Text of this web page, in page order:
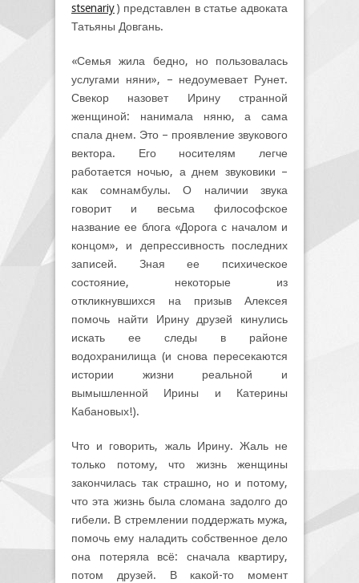
stsenariy) представлен в статье адвоката
Татьяны Довгань.
«Семья жила бедно, но пользовалась
услугами няни», – недоумевает Рунет.
Свекор назовет Ирину странной
женщиной: нанимала няню, а сама
спала днем. Это – проявление звукового
вектора. Его носителям легче
работается ночью, а днем звуковики –
как сомнамбулы. О наличии звука
говорит и весьма философское
название ее блога «Дорога с началом и
концом», и депрессивность последних
записей. Зная ее психическое
состояние, некоторые из
откликнувшихся на призыв Алексея
помочь найти Ирину друзей кинулись
искать ее следы в районе
водохранилища (и снова пересекаются
истории жизни реальной и
вымышленной Ирины и Катерины
Кабановых!).
Что и говорить, жаль Ирину. Жаль не
только потому, что жизнь женщины
закончилась так страшно, но и потому,
что эта жизнь была сломана задолго до
гибели. В стремлении поддержать мужа,
помочь ему наладить собственное дело
она потеряла всё: сначала квартиру,
потом друзей. В какой-то момент